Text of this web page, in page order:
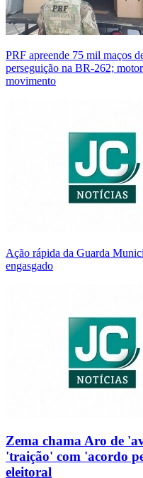
PRF apreende 75 mil maços
perseguição na BR-262;
movimento
Ação rápida da Guarda
engasgado
Zema chama Aro de
'traição' com 'acordo
eleitoral